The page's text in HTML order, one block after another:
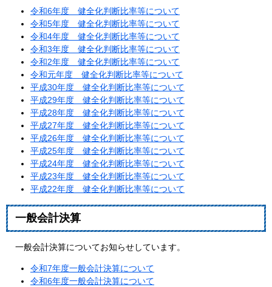
令和6年度 健全化判断比率等について
令和5年度 健全化判断比率等について
令和4年度 健全化判断比率等について
令和3年度 健全化判断比率等について
令和2年度 健全化判断比率等について
令和元年度 健全化判断比率等について
平成30年度 健全化判断比率等について
平成29年度 健全化判断比率等について
平成28年度 健全化判断比率等について
平成27年度 健全化判断比率等について
平成26年度 健全化判断比率等について
平成25年度 健全化判断比率等について
平成24年度 健全化判断比率等について
平成23年度 健全化判断比率等について
平成22年度 健全化判断比率等について
一般会計決算
一般会計決算についてお知らせしています。
令和7年度一般会計決算について
令和6年度一般会計決算について